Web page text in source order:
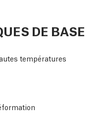
DE BASE
températures